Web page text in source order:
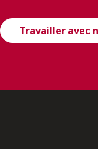
Travailler avec